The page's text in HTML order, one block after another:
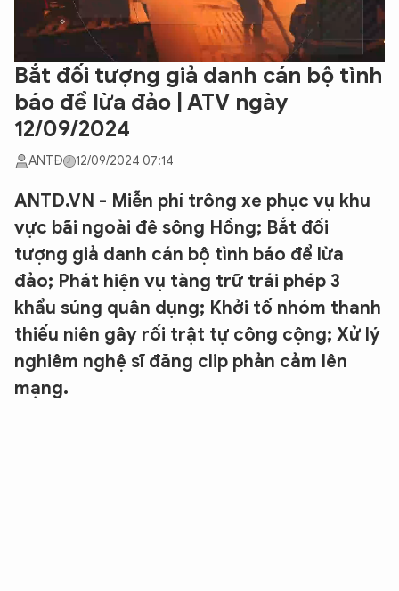
Video
Bắt đối tượng giả danh cán bộ tình
báo để lừa đảo | ATV ngày
12/09/2024
ANTĐ 12/09/2024 07:14
ANTD.VN - Miễn phí trông xe phục vụ khu
vực bãi ngoài đê sông Hồng; Bắt đối
tượng giả danh cán bộ tình báo để lừa
đảo; Phát hiện vụ tàng trữ trái phép 3
khẩu súng quân dụng; Khởi tố nhóm thanh
thiếu niên gây rối trật tự công cộng; Xử lý
nghiêm nghệ sĩ đăng clip phản cảm lên
mạng.